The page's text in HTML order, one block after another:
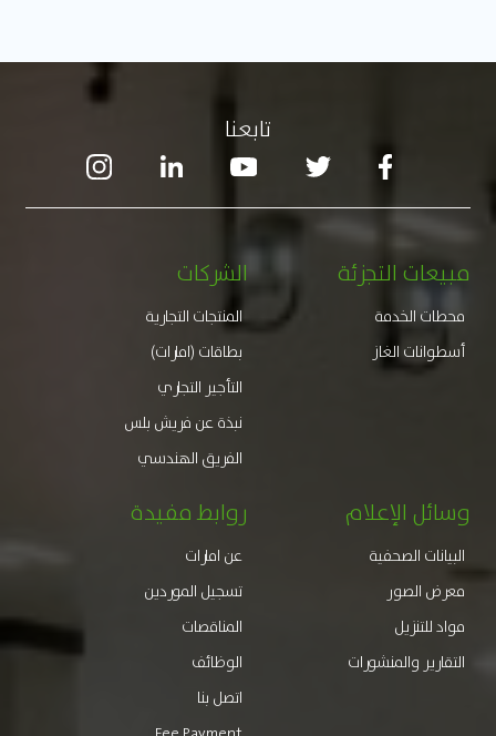
تابعنا
مبيعات التجزئة
محطات الخدمة
أسطوانات الغاز
الشركات
المنتجات التجارية
بطاقات (امارات)
التأجير التجاري
نبذة عن فريش بلس
الفريق الهندسي
وسائل الإعلام
البيانات الصحفية
معرض الصور
مواد للتنزيل
التقارير والمنشورات
روابط مفيدة
عن امارات
تسجيل الموردين
المناقصات
الوظائف
اتصل بنا